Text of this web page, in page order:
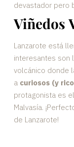
devastador pero
Viñedos
Lanzarote está
interesantes son
volcánico donde
a curiosos (y
protagonista es
Malvasía.
de Lanzarote!